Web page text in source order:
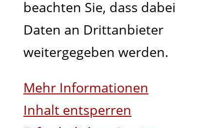
beachten Sie, dass dabei
Daten an Drittanbieter
weitergegeben werden.
Mehr Informationen
Inhalt entsperren